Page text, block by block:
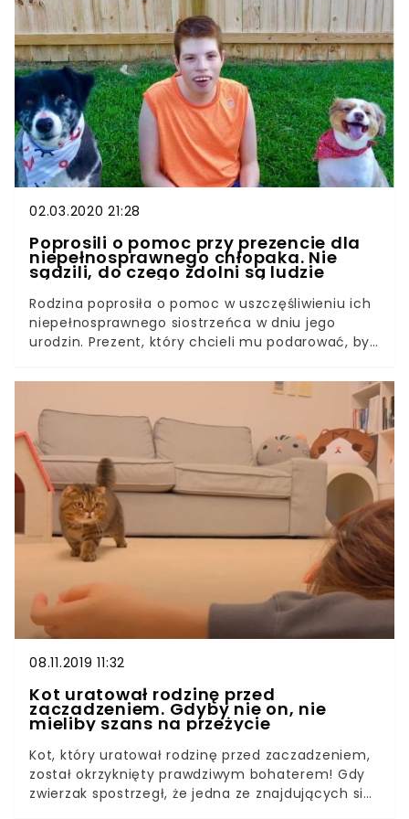
prawdziwe zaskoczenie miało dopiero nadejść.
Gdy zorientowali się, co właśnie znalazło się w ich
domu nie zwlekali ani chwili!
02.03.2020 21:28
Poprosili o pomoc przy prezencie dla
niepełnosprawnego chłopaka. Nie
sądzili, do czego zdolni są ludzie
Rodzina poprosiła o pomoc w uszczęśliwieniu ich
niepełnosprawnego siostrzeńca w dniu jego
urodzin. Prezent, który chcieli mu podarować, był
okazała się zbyt trudna. Nie sądzili, że ich prośba
spotka się z tak ogromnym odzewem. Tyler miał
skończyć niebawem 22 lata. Z tej okazji ciotka
niepełnosprawnego młodzieńca chciała zrobić
dla niego coś specjalnego. Chłopak ma ciekawe
zainteresowanie, a mianowicie uwielbia psy. Jego
ciotka podkreślała, że nie jest to zwykła miłość do
psów, ale wręcz obsesja. Rodzina Tylera
zainicjowała więc kreatywne przedsięwzięcie,
żeby uszczęśliwić członka rodziny.
08.11.2019 11:32
Kot uratował rodzinę przed
zaczadzeniem. Gdyby nie on, nie
mieliby szans na przeżycie
Kot, który uratował rodzinę przed zaczadzeniem,
został okrzyknięty prawdziwym bohaterem! Gdy
zwierzak spostrzegł, że jedna ze znajdujących się